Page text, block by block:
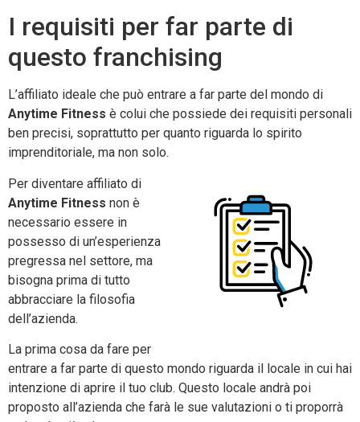
I requisiti per far parte di
questo franchising
L’affiliato ideale che può entrare a far parte del mondo di
Anytime Fitness è colui che possiede dei requisiti personali
ben precisi, soprattutto per quanto riguarda lo spirito
imprenditoriale, ma non solo.
Per diventare affiliato di
Anytime Fitness non è
necessario essere in
possesso di un’esperienza
pregressa nel settore, ma
bisogna prima di tutto
abbracciare la filosofia
dell’azienda.
La prima cosa da fare per
entrare a far parte di questo mondo riguarda il locale in cui hai
intenzione di aprire il tuo club. Questo locale andrà poi
proposto all’azienda che farà le sue valutazioni o ti proporrà